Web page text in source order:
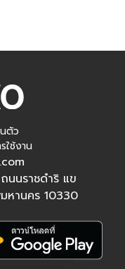
ตัว
ใช้งาน
นนราชดำริ แข
หานคร 10330